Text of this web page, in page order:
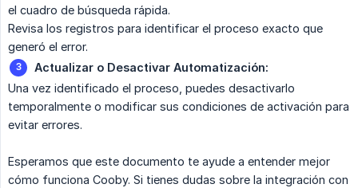
el cuadro de búsqueda rápida.
Revisa los registros para identificar el proceso exacto que
generó el error.
Actualizar o Desactivar Automatización:
Una vez identificado el proceso, puedes desactivarlo
temporalmente o modificar sus condiciones de activación para
evitar errores.
Esperamos que este documento te ayude a entender mejor
cómo funciona Cooby. Si tienes dudas sobre la integración con